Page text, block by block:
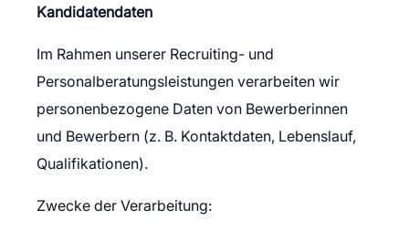
Kandidatendaten
Im Rahmen unserer Recruiting- und
Personalberatungsleistungen verarbeiten wir
personenbezogene Daten von Bewerberinnen
und Bewerbern (z. B. Kontaktdaten, Lebenslauf,
Qualifikationen).
Zwecke der Verarbeitung: